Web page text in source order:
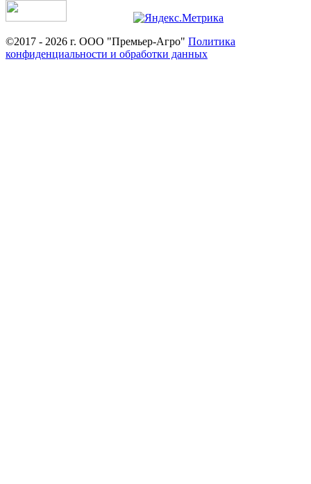
©2017 - 2026 г. ООО "Премьер-Агро" Политика
конфиденциальности и обработки данных